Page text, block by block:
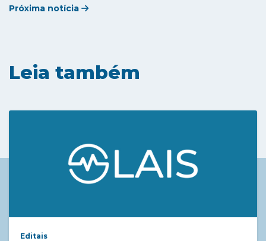
Próxima notícia
Leia também
Editais